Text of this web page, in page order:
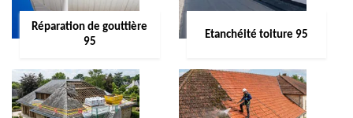
Réparation de gouttière
95
Etanchéité toiture 95